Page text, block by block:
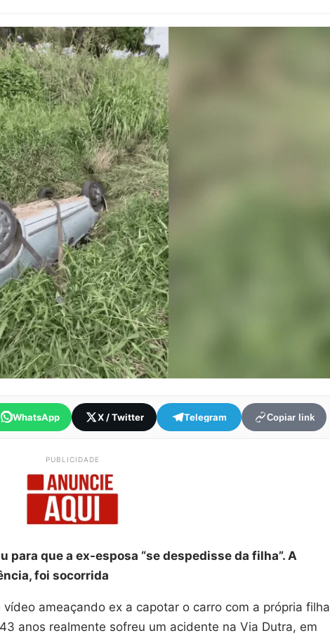
WhatsApp X / Twitter Telegram Copiar link
PUBLICIDADE
para que a ex-esposa “se despedisse da filha”. A
foi socorrida
ameaçando ex a capotar o carro com a própria filha
anos realmente sofreu um acidente na Via Dutra, em